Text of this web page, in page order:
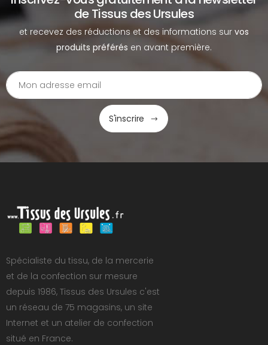
de Tissus des Ursules
et recevez des réductions et des informations sur vos
produits préférés en avant première.
S'inscrire
Spécialiste du tissu, de la mercerie
et de la confection sur mesure
depuis 1986, Tissus des Ursules c'est
un réseau de 75 magasins, un site
Internet et un atelier de confection
situé en France.